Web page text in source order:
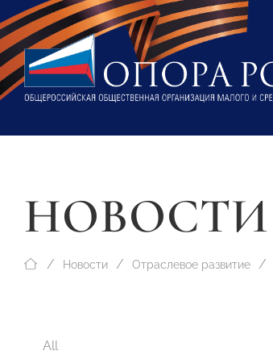
НОВОСТИ
Новости Отраслевое развитие
All